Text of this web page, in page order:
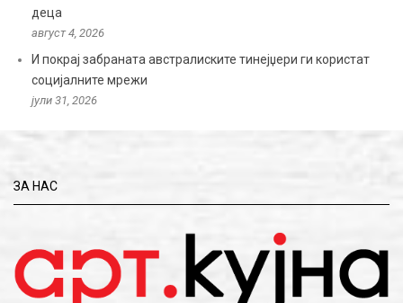
деца
август 4, 2026
И покрај забраната австралиските тинејџери ги користат
социјалните мрежи
јули 31, 2026
ЗА НАС